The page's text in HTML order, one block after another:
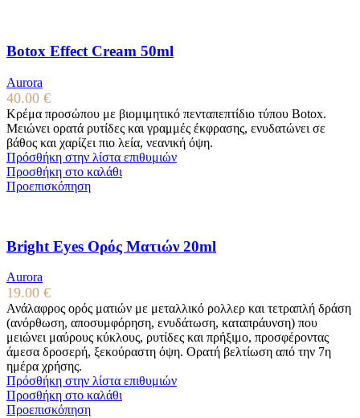
Botox Effect Cream 50ml
Aurora
40.00 €
Κρέμα προσώπου με βιομιμητικό πενταπεπτίδιο τύπου Botox.
Μειώνει ορατά ρυτίδες και γραμμές έκφρασης, ενυδατώνει σε
βάθος και χαρίζει πιο λεία, νεανική όψη.
Πρόσθήκη στην λίστα επιθυμιών
Προσθήκη στο καλάθι
Προεπισκόπηση
Bright Eyes Ορός Ματιών 20ml
Aurora
19.00 €
Ανάλαφρος ορός ματιών με μεταλλικό ρολλερ και τετραπλή δράση
(ανόρθωση, αποσυμφόρηση, ενυδάτωση, καταπράυνση) που
μειώνει μαύρους κύκλους, ρυτίδες και πρήξιμο, προσφέροντας
άμεσα δροσερή, ξεκούραστη όψη. Ορατή βελτίωση από την 7η
ημέρα χρήσης.
Πρόσθήκη στην λίστα επιθυμιών
Προσθήκη στο καλάθι
Προεπισκόπηση